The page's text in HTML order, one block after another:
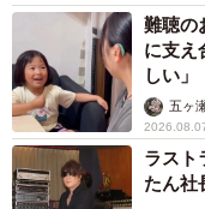
難聴の
に支え
しい」
五ヶ
ラス
たん社